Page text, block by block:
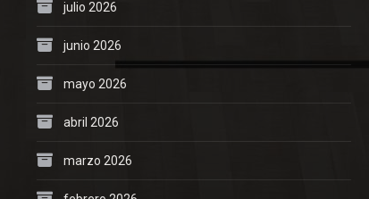
julio 2026
junio 2026
mayo 2026
abril 2026
marzo 2026